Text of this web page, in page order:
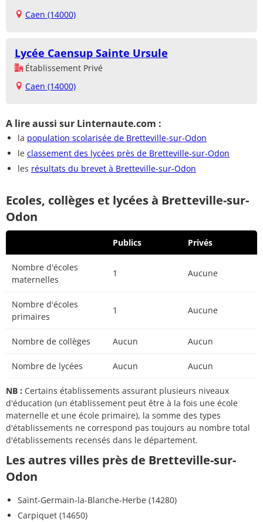
Caen (14000)
Lycée Caensup Sainte Ursule
Établissement Privé
Caen (14000)
A lire aussi sur Linternaute.com :
la population scolarisée de Bretteville-sur-Odon
le classement des lycées près de Bretteville-sur-Odon
les résultats du brevet à Bretteville-sur-Odon
Ecoles, collèges et lycées à Bretteville-sur-
Odon
Publics Privés
Nombre d'écoles
maternelles
1 Aucune
Nombre d'écoles
primaires
1 Aucune
Nombre de collèges Aucun Aucun
Nombre de lycées Aucun Aucun
NB : Certains établissements assurant plusieurs niveaux
d'éducation (un établissement peut être à la fois une école
maternelle et une école primaire), la somme des types
d'établissements ne correspond pas toujours au nombre total
d'établissements recensés dans le département.
Les autres villes près de Bretteville-sur-
Odon
Saint-Germain-la-Blanche-Herbe (14280)
Carpiquet (14650)